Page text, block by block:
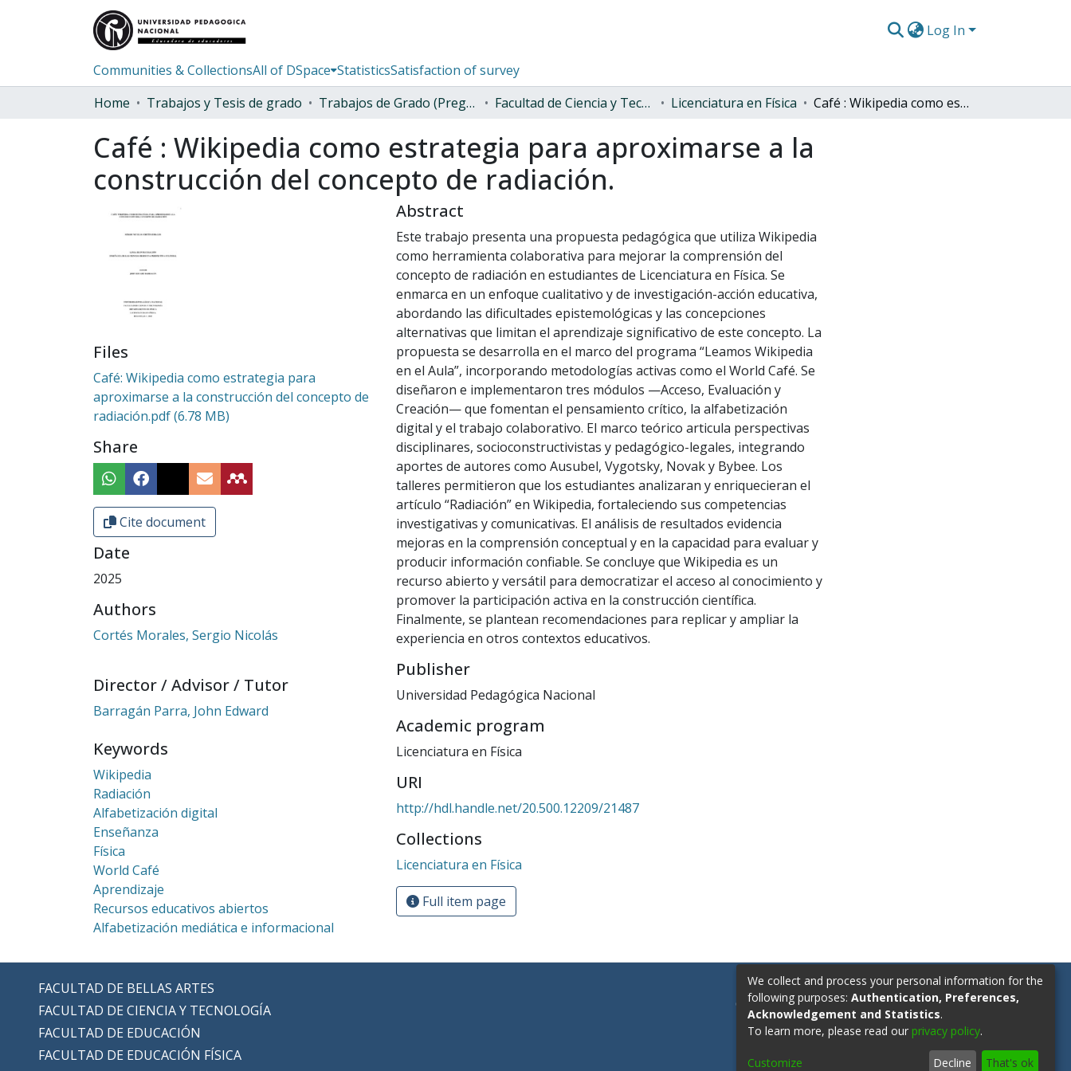
Log In
Communities & CollectionsAll of DSpace StatisticsSatisfaction of survey
Home
Trabajos y Tesis de grado Trabajos de Grado (Pregrado) Facultad de Ciencia y Tecnología Licenciatura en Física Café : Wikipedia como estrategia para aproximarse a la construcción del concepto de radiación.
Café : Wikipedia como estrategia para aproximarse a la
construcción del concepto de radiación.
Files
Café: Wikipedia como estrategia para
aproximarse a la construcción del concepto de
radiación.pdf(6.78 MB)
Share
Cite document
Date
2025
Authors
Cortés Morales, Sergio Nicolás
Director / Advisor / Tutor
Barragán Parra, John Edward
Keywords
Wikipedia
Radiación
Alfabetización digital
Enseñanza
Física
World Café
Aprendizaje
Recursos educativos abiertos
Alfabetización mediática e informacional
Abstract
Este trabajo presenta una propuesta pedagógica que utiliza Wikipedia
como herramienta colaborativa para mejorar la comprensión del
concepto de radiación en estudiantes de Licenciatura en Física. Se
enmarca en un enfoque cualitativo y de investigación-acción educativa,
abordando las dificultades epistemológicas y las concepciones
alternativas que limitan el aprendizaje significativo de este concepto. La
propuesta se desarrolla en el marco del programa “Leamos Wikipedia
en el Aula”, incorporando metodologías activas como el World Café. Se
diseñaron e implementaron tres módulos —Acceso, Evaluación y
Creación— que fomentan el pensamiento crítico, la alfabetización
digital y el trabajo colaborativo. El marco teórico articula perspectivas
disciplinares, socioconstructivistas y pedagógico-legales, integrando
aportes de autores como Ausubel, Vygotsky, Novak y Bybee. Los
talleres permitieron que los estudiantes analizaran y enriquecieran el
artículo “Radiación” en Wikipedia, fortaleciendo sus competencias
investigativas y comunicativas. El análisis de resultados evidencia
mejoras en la comprensión conceptual y en la capacidad para evaluar y
producir información confiable. Se concluye que Wikipedia es un
recurso abierto y versátil para democratizar el acceso al conocimiento y
promover la participación activa en la construcción científica.
Finalmente, se plantean recomendaciones para replicar y ampliar la
experiencia en otros contextos educativos.
Publisher
Universidad Pedagógica Nacional
Academic program
Licenciatura en Física
URI
http://hdl.handle.net/20.500.12209/21487
Collections
Licenciatura en Física
Full item page
FACULTAD DE BELLAS ARTES
FACULTAD DE CIENCIA Y TECNOLOGÍA
FACULTAD DE EDUCACIÓN
FACULTAD DE EDUCACIÓN FÍSICA
Contáctanos:repositorio@upn.edu.co
We collect and process your personal information for the
following purposes: Authentication, Preferences,
Acknowledgement and Statistics.
To learn more, please read our privacy policy.
Customize Decline That's ok